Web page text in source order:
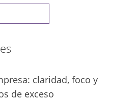
claridad, foco y
de exceso